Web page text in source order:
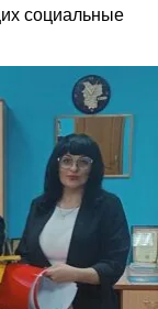
социальные